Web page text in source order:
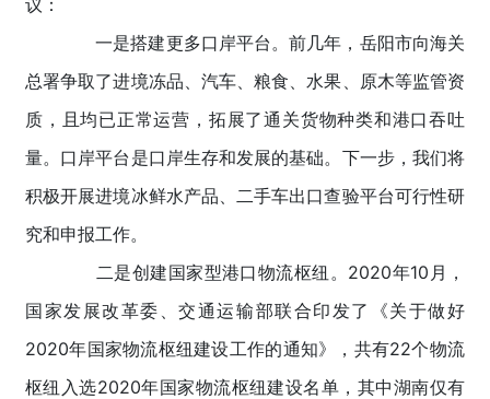
议：
一是搭建更多口岸平台。前几年，岳阳市向海关
总署争取了进境冻品、汽车、粮食、水果、原木等监管资
质，且均已正常运营，拓展了通关货物种类和港口吞吐
量。口岸平台是口岸生存和发展的基础。下一步，我们将
积极开展进境冰鲜水产品、二手车出口查验平台可行性研
究和申报工作。
二是创建国家型港口物流枢纽。2020年10月，
国家发展改革委、交通运输部联合印发了《关于做好
2020年国家物流枢纽建设工作的通知》，共有22个物流
枢纽入选2020年国家物流枢纽建设名单，其中湖南仅有